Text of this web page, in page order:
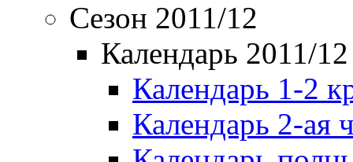
Сезон 2011/12
Календарь 2011/12
Календарь 1-2
Календарь 2-ая